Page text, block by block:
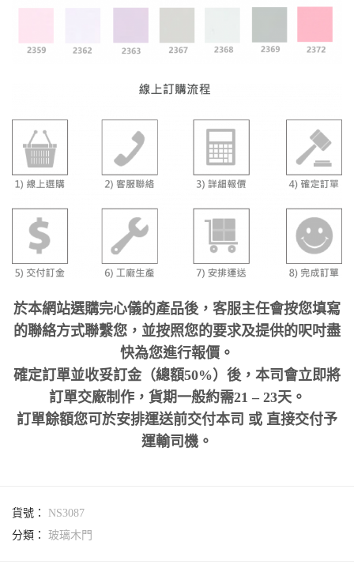
於本網站選購完心儀的產品後，客服主任會按您填寫
的聯絡方式聯繫您，並按照您的要求及提供的呎吋盡
快為您進行報價。
確定訂單並收妥訂金（總額50%）後，本司會立即將
訂單交廠制作，貨期一般約需21 – 23天。
訂單餘額您可於安排運送前交付本司 或 直接交付予
運輸司機。
貨號： NS3087
分類： 玻璃木門